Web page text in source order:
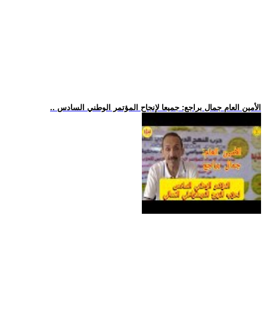
.. الأمين العام جمال براجع: جميعا لإنجاح المؤتمر الوطني السادس